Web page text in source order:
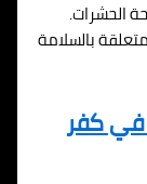
الحشرات.
بالسلامة
كفر